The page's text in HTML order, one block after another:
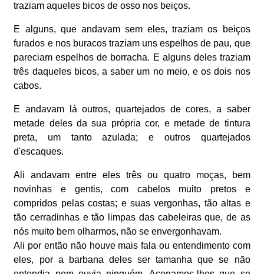
traziam aqueles bicos de osso nos beiços.
E alguns, que andavam sem eles, traziam os beiços
furados e nos buracos traziam uns espelhos de pau, que
pareciam espelhos de borracha. E alguns deles traziam
três daqueles bicos, a saber um no meio, e os dois nos
cabos.
E andavam lá outros, quartejados de cores, a saber
metade deles da sua própria cor, e metade de tintura
preta, um tanto azulada; e outros quartejados
d'escaques.
Ali andavam entre eles três ou quatro moças, bem
novinhas e gentis, com cabelos muito pretos e
compridos pelas costas; e suas vergonhas, tão altas e
tão cerradinhas e tão limpas das cabeleiras que, de as
nós muito bem olharmos, não se envergonhavam.
Ali por então não houve mais fala ou entendimento com
eles, por a barbana deles ser tamanha que se não